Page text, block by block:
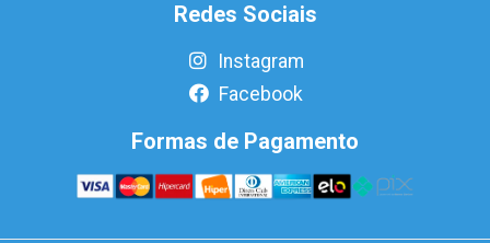
Redes Sociais
Instagram
Facebook
Formas de Pagamento